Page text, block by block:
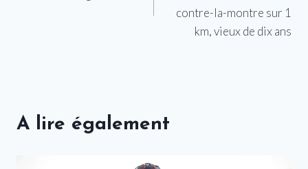
contre-la-montre sur 1
km, vieux de dix ans
A lire également